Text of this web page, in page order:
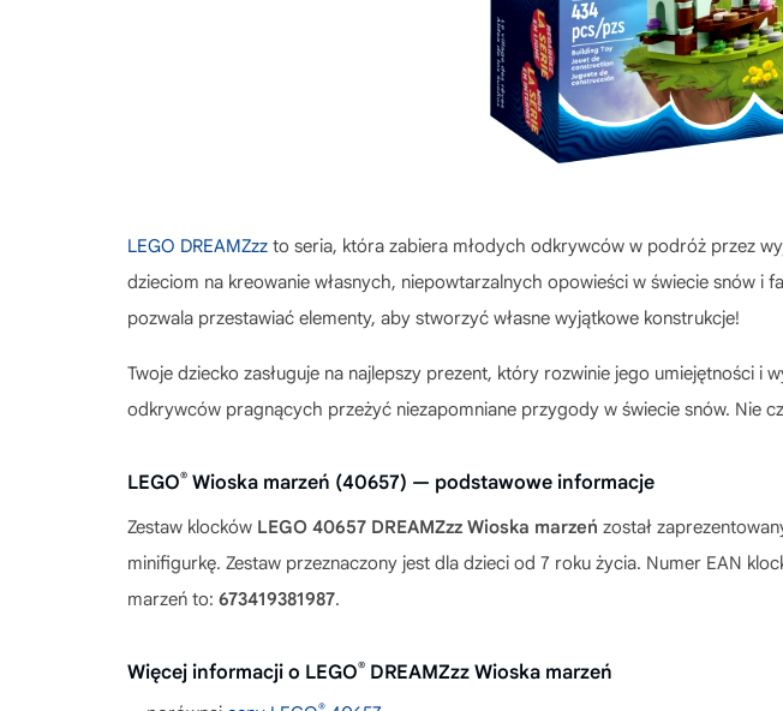
LEGO DREAMZzz to seria, która zabiera młodych odkrywców w podróż przez
dzieciom na kreowanie własnych, niepowtarzalnych opowieści w świecie snów
pozwala przestawiać elementy, aby stworzyć własne wyjątkowe konstrukcje!
Twoje dziecko zasługuje na najlepszy prezent, który rozwinie jego umiejętności i
odkrywców pragnących przeżyć niezapomniane przygody w świecie snów. Nie
LEGO® Wioska marzeń (40657) — podstawowe informacje
Zestaw klocków LEGO 40657 DREAMZzz Wioska marzeń został
minifigurkę. Zestaw przeznaczony jest dla dzieci od 7 roku życia. Numer EAN
marzeń to: 673419381987.
Więcej informacji o LEGO® DREAMZzz Wioska marzeń